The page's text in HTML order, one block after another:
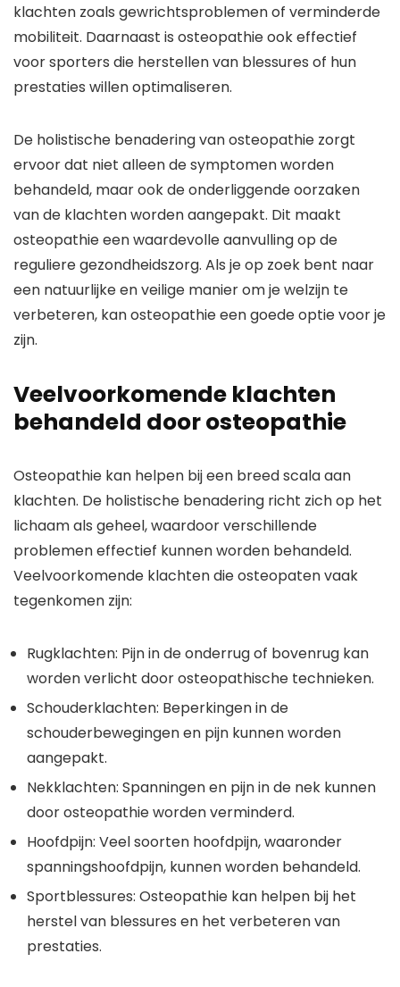
klachten zoals gewrichtsproblemen of verminderde
mobiliteit. Daarnaast is osteopathie ook effectief
voor sporters die herstellen van blessures of hun
prestaties willen optimaliseren.
De holistische benadering van osteopathie zorgt
ervoor dat niet alleen de symptomen worden
behandeld, maar ook de onderliggende oorzaken
van de klachten worden aangepakt. Dit maakt
osteopathie een waardevolle aanvulling op de
reguliere gezondheidszorg. Als je op zoek bent naar
een natuurlijke en veilige manier om je welzijn te
verbeteren, kan osteopathie een goede optie voor je
zijn.
Veelvoorkomende klachten
behandeld door osteopathie
Osteopathie kan helpen bij een breed scala aan
klachten. De holistische benadering richt zich op het
lichaam als geheel, waardoor verschillende
problemen effectief kunnen worden behandeld.
Veelvoorkomende klachten die osteopaten vaak
tegenkomen zijn:
Rugklachten: Pijn in de onderrug of bovenrug kan
worden verlicht door osteopathische technieken.
Schouderklachten: Beperkingen in de
schouderbewegingen en pijn kunnen worden
aangepakt.
Nekklachten: Spanningen en pijn in de nek kunnen
door osteopathie worden verminderd.
Hoofdpijn: Veel soorten hoofdpijn, waaronder
spanningshoofdpijn, kunnen worden behandeld.
Sportblessures: Osteopathie kan helpen bij het
herstel van blessures en het verbeteren van
prestaties.